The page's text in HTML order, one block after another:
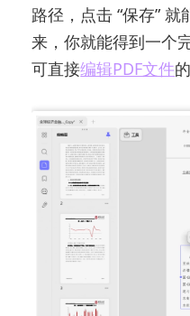
路径，点击 “保存”
来，你就能得到一个
可直接编辑PDF文件